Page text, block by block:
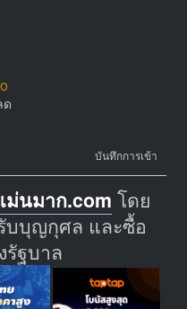
ด
บันทึกการเข้า
ม่นมาก.com โดย
บบุญกุศล และซื้อ
ฐบาล